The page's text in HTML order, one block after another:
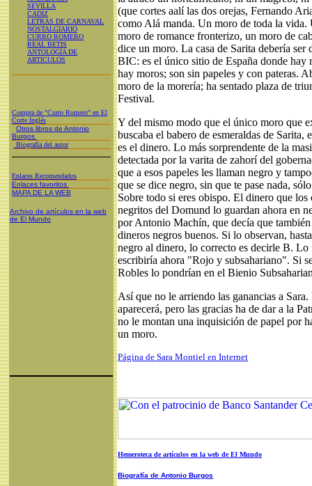
SEVILLA
CADIZ
LETRAS DE CARNAVAL
NOSTALGIARIO
CURRO ROMERO
REAL BETIS
ANTOLOGÍA DE
ARTICULOS
Compra de "Curro Romero" en El
Corte Inglés
Otros libros de Antonio
Burgos
Biografía del autor
Enlaces Recomendados
Enlaces favoritos
MAPA DE LA WEB
Archivo de artículos en la web
de El Mundo
(que cortes aalí las dos orejas, Fernando
como Alá manda. Un moro de toda la vida.
moro de romance fronterizo, un moro de
dice un moro. La casa de Sarita debería ser
BIC: es el único sitio de España donde hay
hay moros; son sin papeles y con pateras.
moro de la morería; ha sentado plaza de
Festival.
Y del mismo modo que el único moro que
buscaba el babero de esmeraldas de Sarita,
es el dinero. Lo más sorprendente de la
detectada por la varita de zahorí del
que a esos papeles les llaman negro y
que se dice negro, sin que te pase nada,
Sobre todo si eres obispo. El dinero que los
negritos del Domund lo guardan ahora en
por Antonio Machín, que decía que
dineros negros buenos. Si lo observan,
negro al dinero, lo correcto es decirle B. Lo
escribiría ahora "Rojo y subsahariano". Si
Robles lo pondrían en el Bienio
Así que no le arriendo las ganancias a
aparecerá, pero las gracias ha de dar a la
no le montan una inquisición de papel por
un moro.
Página de Sara Montiel en Internet
Hemeroteca de artículos en la web de El Mundo
Biografía de Antonio Burgos